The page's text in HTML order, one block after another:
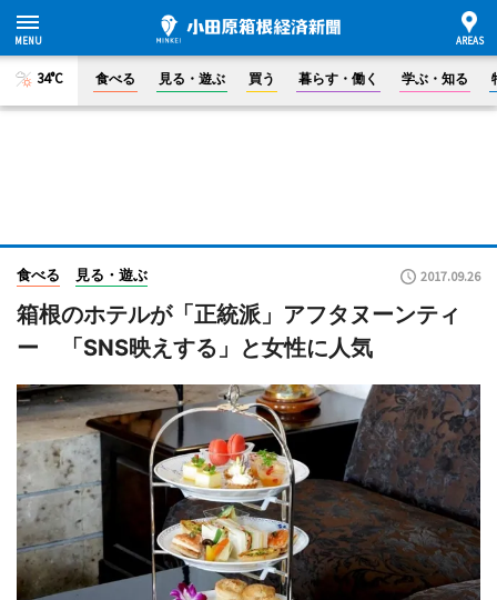
34°C 食べる 見る・遊ぶ 買う 暮らす・働く 学ぶ・知る
食べる 見る・遊ぶ 2017.09.26
箱根のホテルが「正統派」アフタヌーンティ
ー 「SNS映えする」と女性に人気